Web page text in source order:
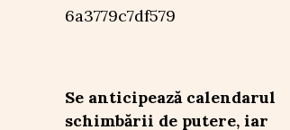
Se anticipează calendarul
schimbării de putere, iar